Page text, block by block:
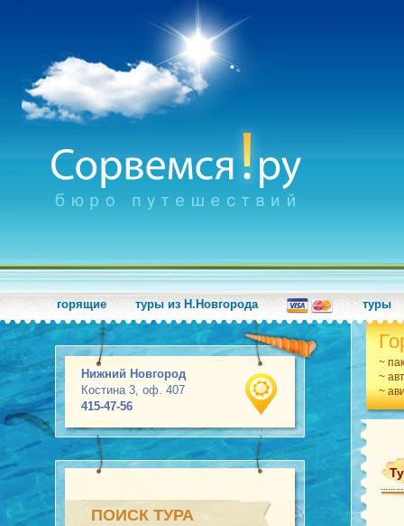
горящие туры из Н.Новгорода туры
Нижний Новгород
Костина 3, оф. 407
415-47-56
~
~
~
ПОИСК ТУРА